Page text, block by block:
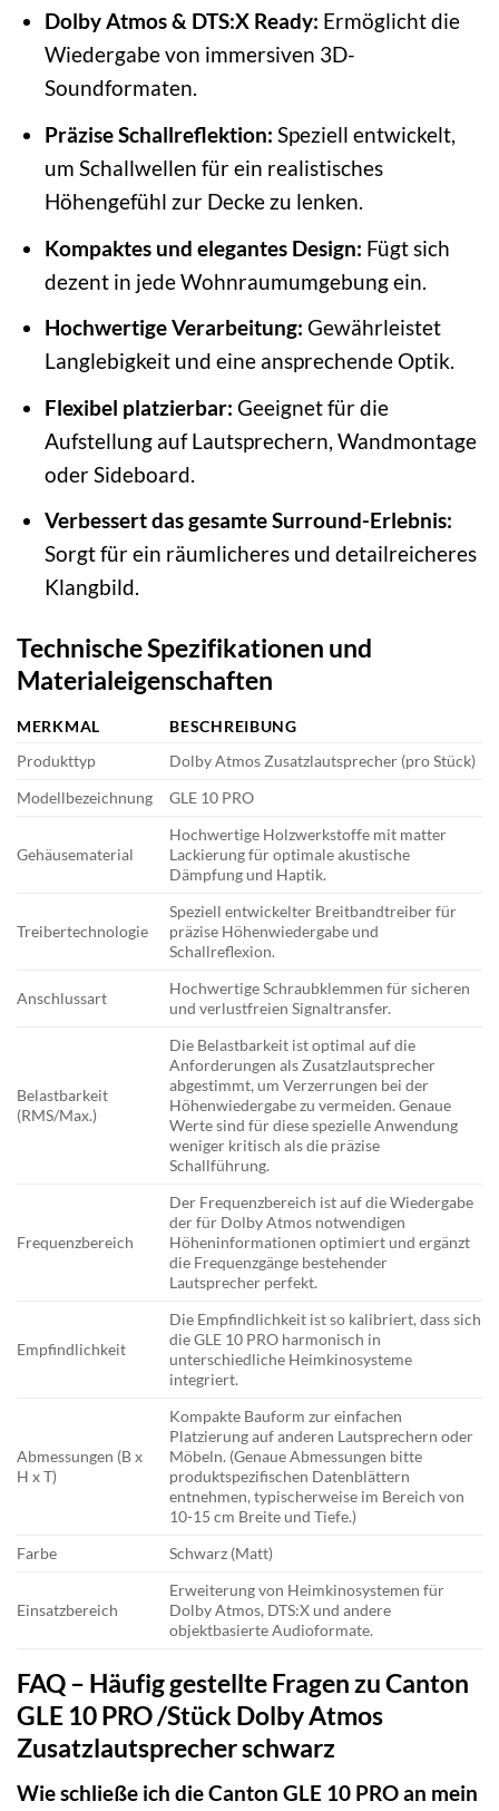
Dolby Atmos & DTS:X Ready: Ermöglicht die
Wiedergabe von immersiven 3D-
Soundformaten.
Präzise Schallreflektion: Speziell entwickelt,
um Schallwellen für ein realistisches
Höhengefühl zur Decke zu lenken.
Kompaktes und elegantes Design: Fügt sich
dezent in jede Wohnraumumgebung ein.
Hochwertige Verarbeitung: Gewährleistet
Langlebigkeit und eine ansprechende Optik.
Flexibel platzierbar: Geeignet für die
Aufstellung auf Lautsprechern, Wandmontage
oder Sideboard.
Verbessert das gesamte Surround-Erlebnis:
Sorgt für ein räumlicheres und detailreicheres
Klangbild.
Technische Spezifikationen und
Materialeigenschaften
MERKMAL
BESCHREIBUNG
Produkttyp
Dolby Atmos Zusatzlautsprecher (pro Stück)
Modellbezeichnung
GLE 10 PRO
Gehäusematerial
Hochwertige Holzwerkstoffe mit matter
Lackierung für optimale akustische
Dämpfung und Haptik.
Treibertechnologie
Speziell entwickelter Breitbandtreiber für
präzise Höhenwiedergabe und
Schallreflexion.
Anschlussart
Hochwertige Schraubklemmen für sicheren
und verlustfreien Signaltransfer.
Belastbarkeit
(RMS/Max.)
Die Belastbarkeit ist optimal auf die
Anforderungen als Zusatzlautsprecher
abgestimmt, um Verzerrungen bei der
Höhenwiedergabe zu vermeiden. Genaue
Werte sind für diese spezielle Anwendung
weniger kritisch als die präzise
Schallführung.
Frequenzbereich
Der Frequenzbereich ist auf die Wiedergabe
der für Dolby Atmos notwendigen
Höheninformationen optimiert und ergänzt
die Frequenzgänge bestehender
Lautsprecher perfekt.
Empfindlichkeit
Die Empfindlichkeit ist so kalibriert, dass sich
die GLE 10 PRO harmonisch in
unterschiedliche Heimkinosysteme
integriert.
Abmessungen (B x
H x T)
Kompakte Bauform zur einfachen
Platzierung auf anderen Lautsprechern oder
Möbeln. (Genaue Abmessungen bitte
produktspezifischen Datenblättern
entnehmen, typischerweise im Bereich von
10-15 cm Breite und Tiefe.)
Farbe
Schwarz (Matt)
Einsatzbereich
Erweiterung von Heimkinosystemen für
Dolby Atmos, DTS:X und andere
objektbasierte Audioformate.
FAQ – Häufig gestellte Fragen zu Canton
GLE 10 PRO /Stück Dolby Atmos
Zusatzlautsprecher schwarz
Wie schließe ich die Canton GLE 10 PRO an mein